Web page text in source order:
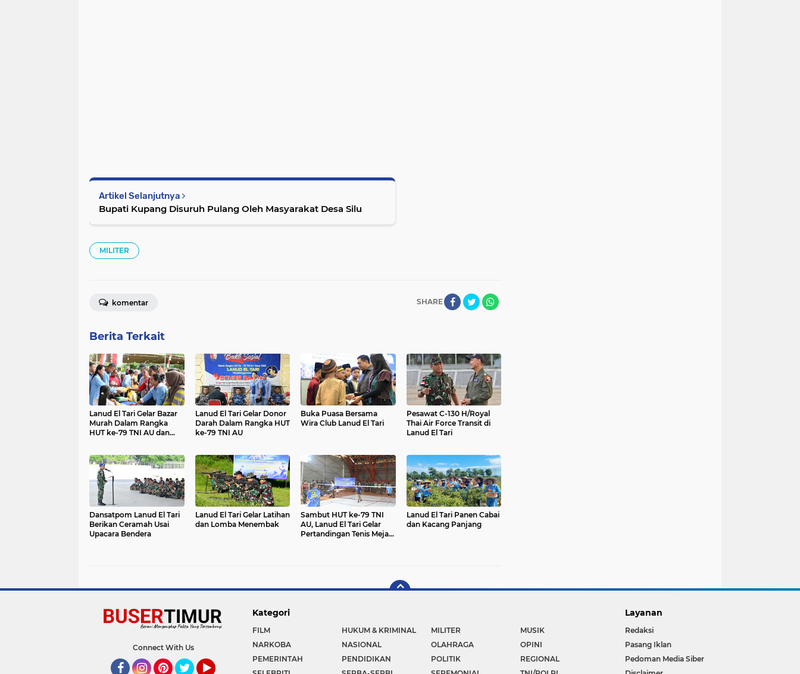
Artikel Selanjutnya
Bupati Kupang Disuruh Pulang Oleh Masyarakat Desa Silu
MILITER
SHARE
komentar
Berita Terkait
Lanud El Tari Gelar Bazar
Murah Dalam Rangka
HUT ke-79 TNI AU dan
Lanud El Tari Gelar Donor
Darah Dalam Rangka HUT
ke-79 TNI AU
Buka Puasa Bersama
Wira Club Lanud El Tari
Pesawat C-130 H/Royal
Thai Air Force Transit di
Lanud El Tari
Dansatpom Lanud El Tari
Berikan Ceramah Usai
Upacara Bendera
Lanud El Tari Gelar Latihan
dan Lomba Menembak
Sambut HUT ke-79 TNI
AU, Lanud El Tari Gelar
Pertandingan Tenis Meja
Lanud El Tari Panen Cabai
dan Kacang Panjang
Connect With Us
Kategori
FILM HUKUM & KRIMINAL MILITER
MUSIK
NARKOBA
NASIONAL OLAHRAGA
OPINI
PEMERINTAH
PENDIDIKAN POLITIK
REGIONAL
Layanan
Redaksi
Pasang Iklan
Pedoman Media Siber